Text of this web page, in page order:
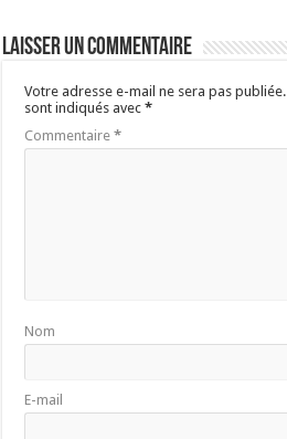
Laisser un commentaire
Votre adresse e-mail ne sera pas publiée.
sont indiqués avec*
Commentaire*
Nom
E-mail